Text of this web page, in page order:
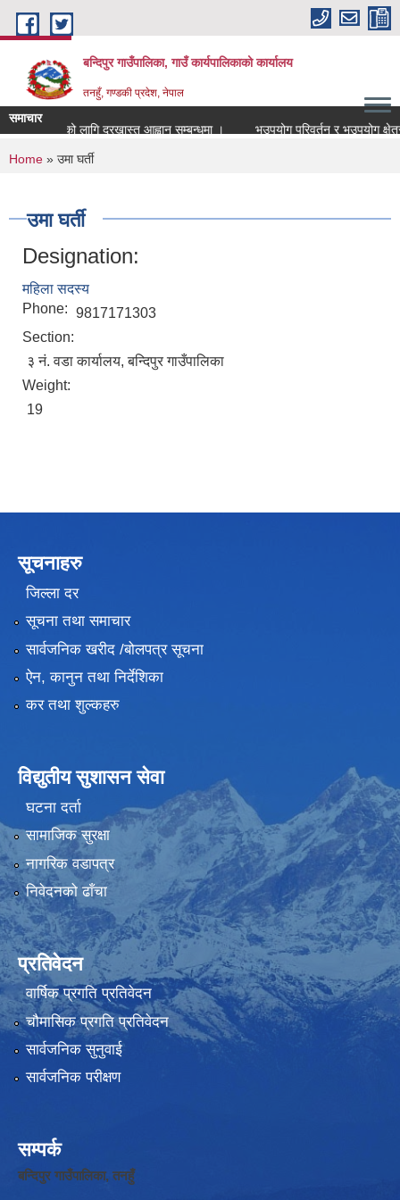
Skip to main content
बन्दिपुर गाउँपालिका, गाउँ कार्यपालिकाको कार्यालय
तनहुँ, गण्डकी प्रदेश, नेपाल
समाचार
पदपुर्तिको लागि दरखास्त आह्वान सम्बन्धमा ।
भूउपयोग परिवर्तन र भूउपयोग क्षेत्र
You are here
Home » उमा घर्ती
उमा घर्ती
Designation:
महिला सदस्य
Phone: 9817171303
Section:
३ नं. वडा कार्यालय, बन्दिपुर गाउँपालिका
Weight:
19
सूचनाहरु
जिल्ला दर
सूचना तथा समाचार
सार्वजनिक खरीद /बोलपत्र सूचना
ऐन, कानुन तथा निर्देशिका
कर तथा शुल्कहरु
विद्युतीय सुशासन सेवा
घटना दर्ता
सामाजिक सुरक्षा
नागरिक वडापत्र
निवेदनको ढाँचा
प्रतिवेदन
वार्षिक प्रगति प्रतिवेदन
चौमासिक प्रगति प्रतिवेदन
सार्वजनिक सुनुवाई
सार्वजनिक परीक्षण
सम्पर्क
बन्दिपुर गाउँपालिका, तनहुँ